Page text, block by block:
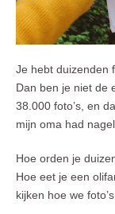
Je hebt duizenden
Dan ben je niet de
38.000 foto’s, en
mijn oma had
Hoe orden je
Hoe eet je een
kijken hoe we